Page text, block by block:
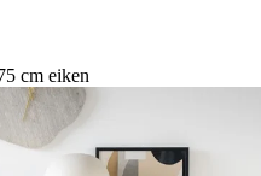
cm eiken